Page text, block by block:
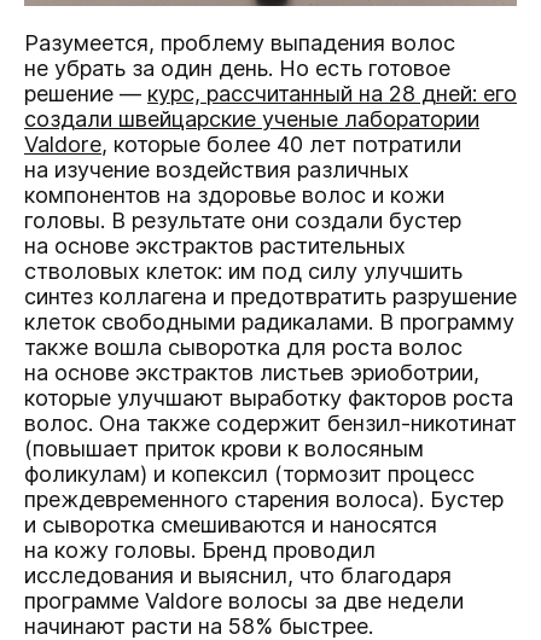
Разумеется, проблему выпадения волос
не убрать за один день. Но есть готовое
решение — курс, рассчитанный на 28 дней: его
создали швейцарские ученые лаборатории
Valdore, которые более 40 лет потратили
на изучение воздействия различных
компонентов на здоровье волос и кожи
головы. В результате они создали бустер
на основе экстрактов растительных
стволовых клеток: им под силу улучшить
синтез коллагена и предотвратить разрушение
клеток свободными радикалами. В программу
также вошла сыворотка для роста волос
на основе экстрактов листьев эриоботрии,
которые улучшают выработку факторов роста
волос. Она также содержит бензил-никотинат
(повышает приток крови к волосяным
фоликулам) и копексил (тормозит процесс
преждевременного старения волоса). Бустер
и сыворотка смешиваются и наносятся
на кожу головы. Бренд проводил
исследования и выяснил, что благодаря
программе Valdore волосы за две недели
начинают расти на 58% быстрее.